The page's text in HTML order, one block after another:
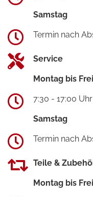
Samstag
Termin nach
Service
Montag bis
7:30 - 17:00 Uhr
Samstag
Termin nach
Teile &
Montag bis